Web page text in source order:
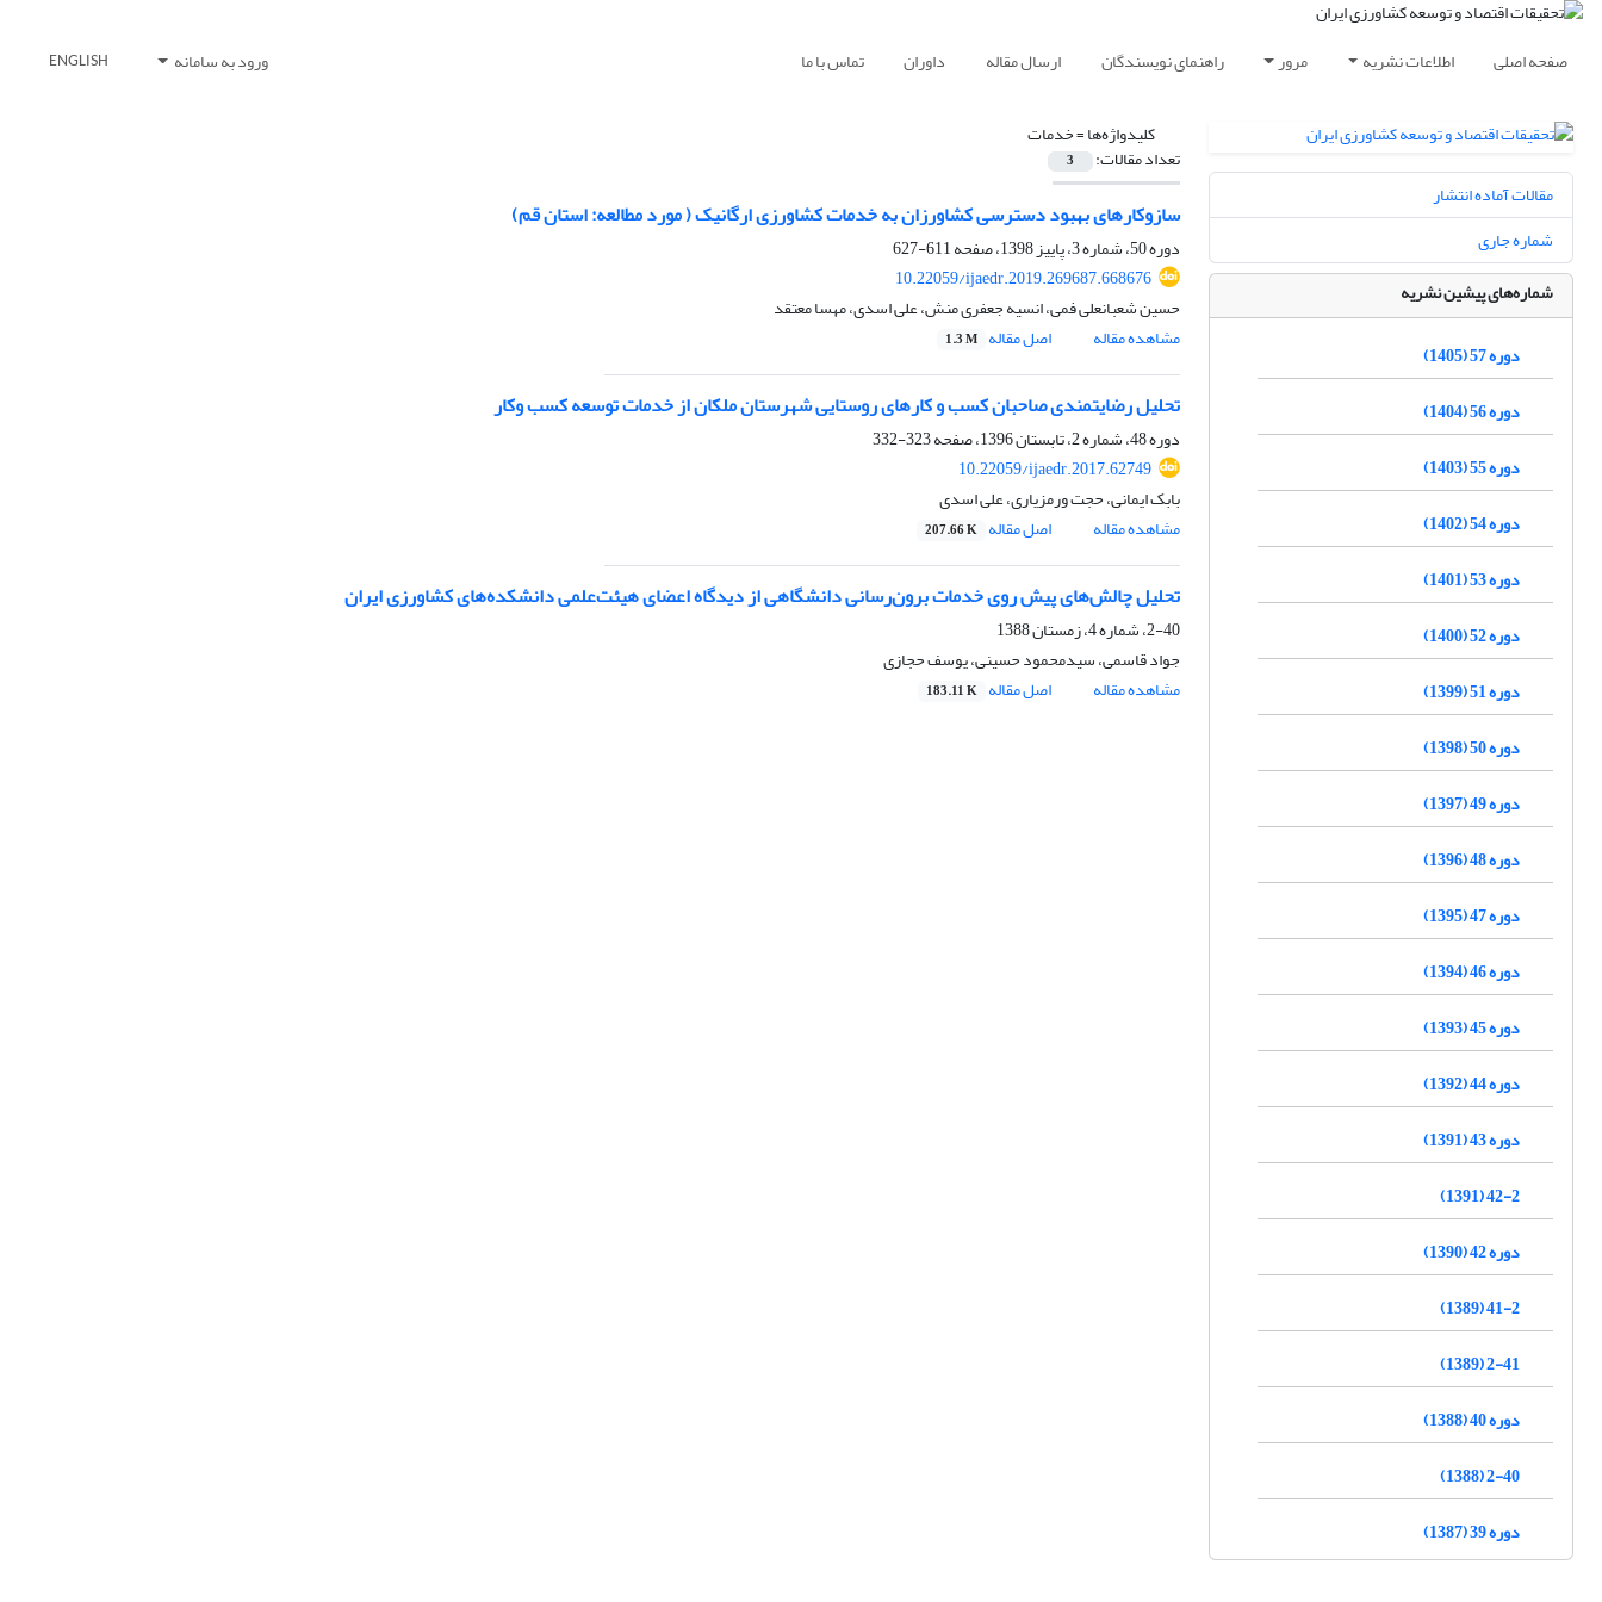
صفحه اصلی اطلاعات نشریه مرور راهنمای نویسندگان ارسال مقاله داوران تماس با ما ورود به سامانه ENGLISH
کلیدواژه‌ها =خدمات
تعداد مقالات: 3
سازوکارهای بهبود دسترسی کشاورزان به خدمات کشاورزی ارگانیک ( مورد مطالعه: استان قم)
دوره 50، شماره 3، پاییز 1398، صفحه
611-627
10.22059/ijaedr.2019.269687.668676
حسین شعبانعلی فمی، انسیه جعفری منش، علی اسدی، مهسا معتقد
مشاهده مقاله
اصل مقاله 1.3 M
تحلیل رضایت‏مندی صاحبان کسب و کارهای روستایی شهرستان ملکان از خدمات توسعه کسب ‏وکار
دوره 48، شماره 2، تابستان 1396، صفحه
323-332
10.22059/ijaedr.2017.62749
بابک ایمانی، حجت ورمزیاری، علی اسدی
مشاهده مقاله
اصل مقاله 207.66 K
تحلیل چالش‌های پیش روی خدمات برون‌رسانی دانشگاهی از دیدگاه اعضای هیئت‌علمی دانشکده‌های کشاورزی ایران
2-40، شماره 4، زمستان 1388
جواد قاسمی، سیدمحمود حسینی، یوسف حجازی
مشاهده مقاله
اصل مقاله 183.11 K
مقالات آماده انتشار
شماره جاری
شماره‌های پیشین نشریه
دوره 57 (1405)
دوره 56 (1404)
دوره 55 (1403)
دوره 54 (1402)
دوره 53 (1401)
دوره 52 (1400)
دوره 51 (1399)
دوره 50 (1398)
دوره 49 (1397)
دوره 48 (1396)
دوره 47 (1395)
دوره 46 (1394)
دوره 45 (1393)
دوره 44 (1392)
دوره 43 (1391)
42-2 (1391)
دوره 42 (1390)
41-2 (1389)
2-41 (1389)
دوره 40 (1388)
2-40 (1388)
دوره 39 (1387)